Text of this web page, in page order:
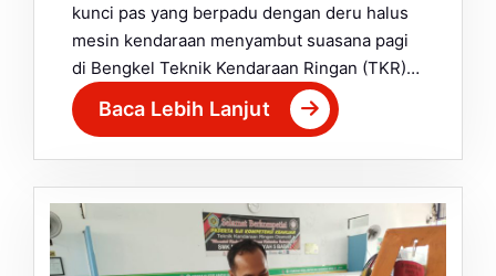
kunci pas yang berpadu dengan deru halus
mesin kendaraan menyambut suasana pagi
di Bengkel Teknik Kendaraan Ringan (TKR)…
Baca Lebih Lanjut